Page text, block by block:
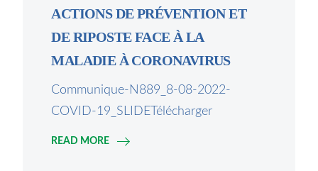
ACTIONS DE PRÉVENTION ET
DE RIPOSTE FACE À LA
MALADIE À CORONAVIRUS
Communique-N889_8-08-2022-
COVID-19_SLIDETélécharger
READ MORE